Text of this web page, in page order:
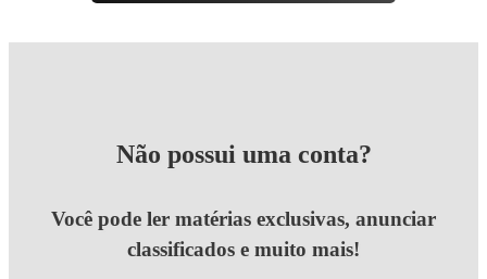
Não possui uma conta?
Você pode ler matérias exclusivas, anunciar
classificados e muito mais!